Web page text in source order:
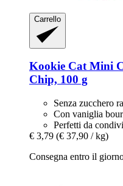
Carrello
Kookie CatMini
Chip, 100 g
Senza zucchero
Con vaniglia
Perfetti da
€ 3,79 (€ 37,90 / kg)
Consegna entro il